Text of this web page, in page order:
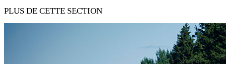
PLUS DE CETTE SECTION